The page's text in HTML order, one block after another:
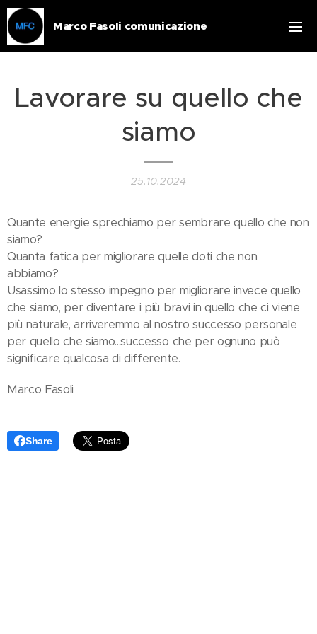
Marco Fasoli comunicazione
Lavorare su quello che
siamo
25.10.2024
Quante energie sprechiamo per sembrare quello che non
siamo?
Quanta fatica per migliorare quelle doti che non
abbiamo?
Usassimo lo stesso impegno per migliorare invece quello
che siamo, per diventare i più bravi in quello che ci viene
più naturale, arriveremmo al nostro successo personale
per quello che siamo...successo che per ognuno può
significare qualcosa di differente.
Marco Fasoli
Share